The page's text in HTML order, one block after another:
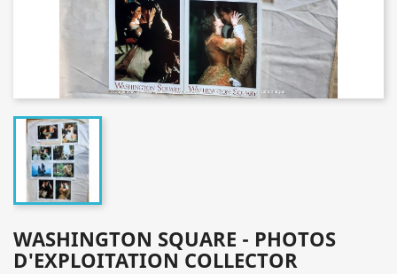
WASHINGTON SQUARE - PHOTOS
D'EXPLOITATION COLLECTOR